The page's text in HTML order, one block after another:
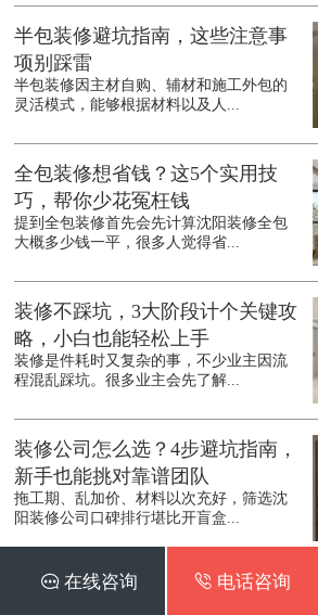
半包装修避坑指南，这些注意事
项别踩雷
半包装修因主材自购、辅材和施工外包的
灵活模式，能够根据材料以及人...
全包装修想省钱？这5个实用技
巧，帮你少花冤枉钱
提到全包装修首先会先计算沈阳装修全包
大概多少钱一平，很多人觉得省...
装修不踩坑，3大阶段计个关键攻
略，小白也能轻松上手
装修是件耗时又复杂的事，不少业主因流
程混乱踩坑。很多业主会先了解...
装修公司怎么选？4步避坑指南，
新手也能挑对靠谱团队
拖工期、乱加价、材料以次充好，筛选沈
阳装修公司口碑排行堪比开盲盒...
二手房装修别乱花钱，这5个地方
 在线咨询  电话咨询